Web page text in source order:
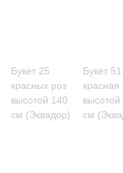
Букет 25
красных роз
высотой 140
см (Эквадор)
Букет 51
красная
высотой
см